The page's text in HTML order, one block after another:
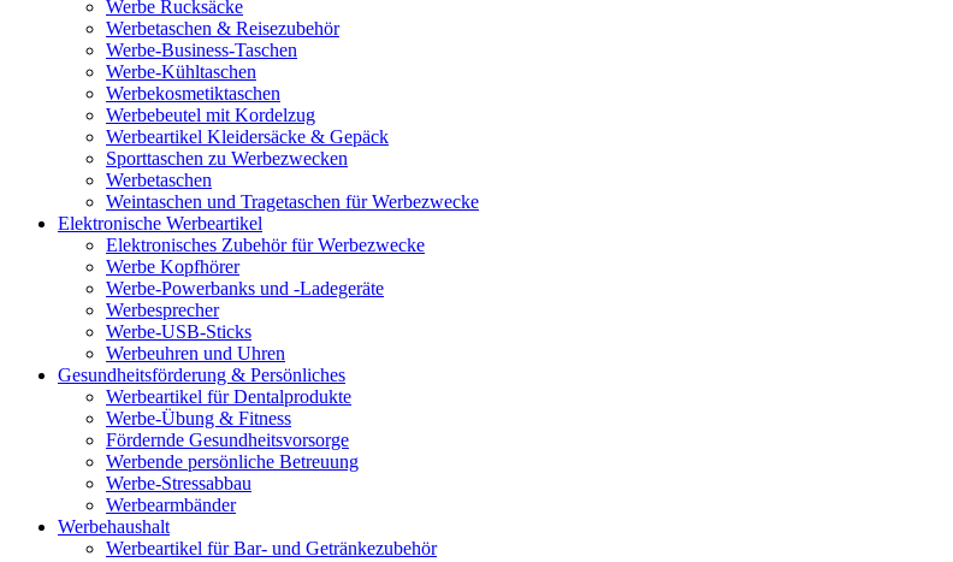
Werbe Rucksäcke
Werbetaschen & Reisezubehör
Werbe-Business-Taschen
Werbe-Kühltaschen
Werbekosmetiktaschen
Werbebeutel mit Kordelzug
Werbeartikel Kleidersäcke & Gepäck
Sporttaschen zu Werbezwecken
Werbetaschen
Weintaschen und Tragetaschen für Werbezwecke
Elektronische Werbeartikel
Elektronisches Zubehör für Werbezwecke
Werbe Kopfhörer
Werbe-Powerbanks und -Ladegeräte
Werbesprecher
Werbe-USB-Sticks
Werbeuhren und Uhren
Gesundheitsförderung & Persönliches
Werbeartikel für Dentalprodukte
Werbe-Übung & Fitness
Fördernde Gesundheitsvorsorge
Werbende persönliche Betreuung
Werbe-Stressabbau
Werbearmbänder
Werbehaushalt
Werbeartikel für Bar- und Getränkezubehör